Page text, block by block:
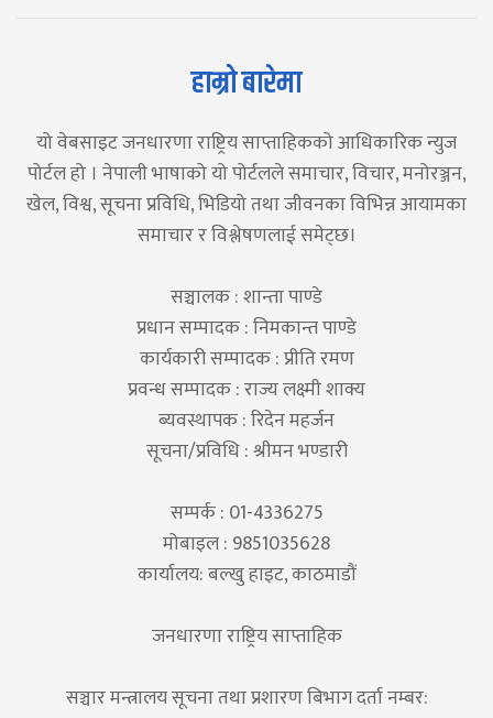
हाम्रो बारेमा
यो वेबसाइट जनधारणा राष्ट्रिय साप्ताहिकको आधिकारिक न्युज
पोर्टल हो । नेपाली भाषाको यो पोर्टलले समाचार, विचार, मनोरञ्जन,
खेल, विश्व, सूचना प्रविधि, भिडियो तथा जीवनका विभिन्न आयामका
समाचार र विश्लेषणलाई समेट्छ।
सञ्चालक : शान्ता पाण्डे
प्रधान सम्पादक : निमकान्त पाण्डे
कार्यकारी सम्पादक : प्रीति रमण
प्रवन्ध सम्पादक : राज्य लक्ष्मी शाक्य
ब्यवस्थापक : रिदेन महर्जन
सूचना/प्रविधि : श्रीमन भण्डारी
सम्पर्क : 01-4336275
मोबाइल : 9851035628
कार्यालय: बल्खु हाइट, काठमाडौं
जनधारणा राष्ट्रिय साप्ताहिक
सञ्चार मन्त्रालय सूचना तथा प्रशारण बिभाग दर्ता नम्बर: